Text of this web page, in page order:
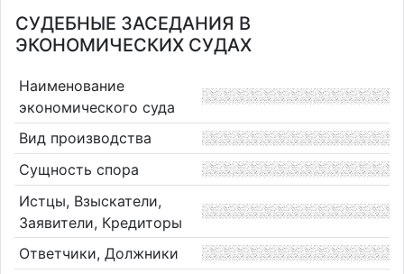
СУДЕБНЫЕ ЗАСЕДАНИЯ В
ЭКОНОМИЧЕСКИХ СУДАХ
Наименование
экономического суда
Вид производства
Сущность спора
Истцы, Взыскатели,
Заявители, Кредиторы
Ответчики, Должники